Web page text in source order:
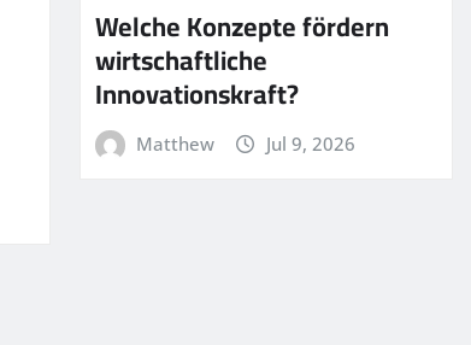
Welche Konzepte fördern
wirtschaftliche
Innovationskraft?
Matthew Jul 9, 2026